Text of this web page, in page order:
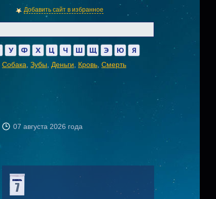
Добавить сайт в избранное
У Ф Х Ц Ч Ш Щ Э Ю Я
Собака Зубы Деньги Кровь Смерть
07 августа 2026 года